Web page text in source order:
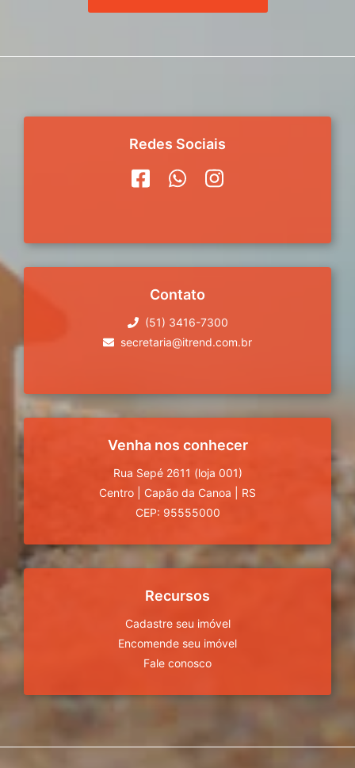
Redes Sociais
Contato
(51) 3416-7300
secretaria@itrend.com.br
Venha nos conhecer
Rua Sepé 2611 (loja 001)
Centro
Capão da Canoa
RS
CEP: 95555000
Recursos
Cadastre seu imóvel
Encomende seu imóvel
Fale conosco